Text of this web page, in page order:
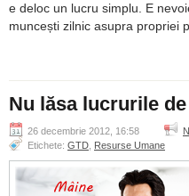
e deloc un lucru simplu. E
muncești zilnic asupra propriei
Nu lăsa lucrurile
26 decembrie 2012, 16:58
Etichete: GTD Resurse Umane